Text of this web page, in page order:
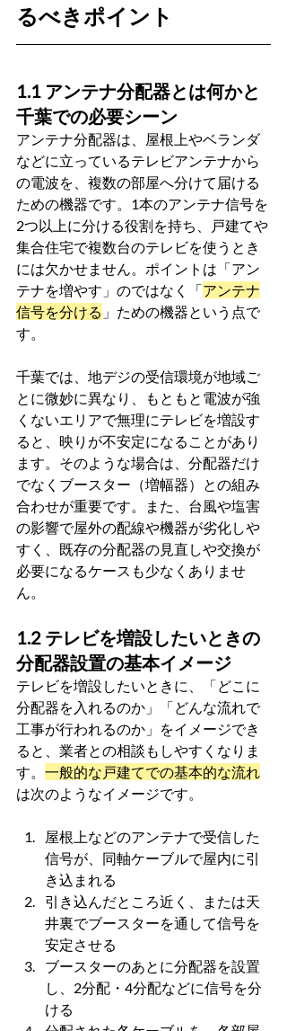
るべきポイント
1.1 アンテナ分配器とは何かと
千葉での必要シーン
アンテナ分配器は、屋根上やベランダ
などに立っているテレビアンテナから
の電波を、複数の部屋へ分けて届ける
ための機器です。1本のアンテナ信号を
2つ以上に分ける役割を持ち、戸建てや
集合住宅で複数台のテレビを使うとき
には欠かせません。ポイントは「アン
テナを増やす」のではなく「アンテナ
信号を分ける 」ための機器という点で
す。
千葉では、地デジの受信環境が地域ご
とに微妙に異なり、もともと電波が強
くないエリアで無理にテレビを増設す
ると、映りが不安定になることがあり
ます。そのような場合は、分配器だけ
でなくブースター（増幅器）との組み
合わせが重要です。また、台風や塩害
の影響で屋外の配線や機器が劣化しや
すく、既存の分配器の見直しや交換が
必要になるケースも少なくありませ
ん。
1.2 テレビを増設したいときの
分配器設置の基本イメージ
テレビを増設したいときに、「どこに
分配器を入れるのか」「どんな流れで
工事が行われるのか」をイメージでき
ると、業者との相談もしやすくなりま
す。 一般的な戸建てでの基本的な流れ
は次のようなイメージです。
屋根上などのアンテナで受信した
信号が、同軸ケーブルで屋内に引
き込まれる
引き込んだところ近く、または天
井裏でブースターを通して信号を
安定させる
ブースターのあとに分配器を設置
し、2分配・4分配などに信号を分
ける